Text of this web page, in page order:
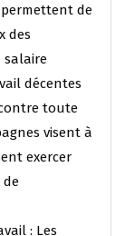
de
des
salaire
décentes
toute
visent à
exercer
de
: Les